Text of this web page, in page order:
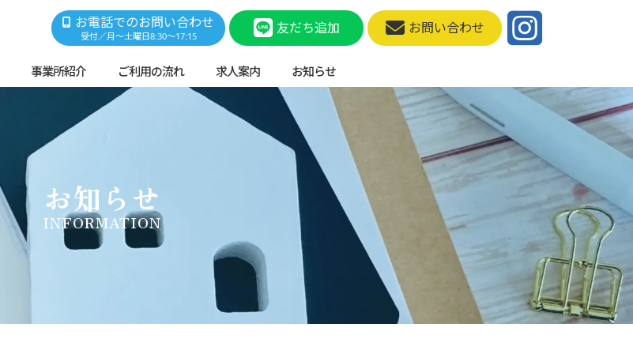
お電話でのお問い合わせ
受付／月～土曜日8:30～17:15 友だち追加 お問い合わせ
事業所紹介 ご利用の流れ 求人案内 お知らせ
お知らせ
INFORMATION